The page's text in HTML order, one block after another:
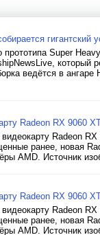
гигантский
прототипа Super
ведётся в
Radeon RX 9060
Radeon
ранее, новая
AMD. Источник
Radeon RX 9060
Radeon
ранее, новая
AMD. Источник